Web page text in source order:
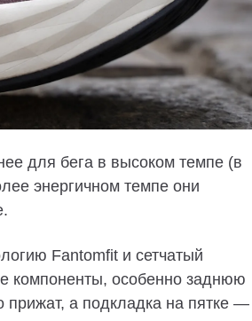
для бега в высоком темпе (в
энергичном темпе они
Fantomfit и сетчатый
компоненты, особенно заднюю
прижат, а подкладка на пятке —